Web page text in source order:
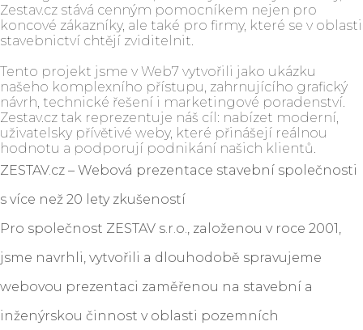
Zestav.cz stává cenným pomocníkem nejen pro
koncové zákazníky, ale také pro firmy, které se v oblasti
stavebnictví chtějí zviditelnit.
Tento projekt jsme v Web7 vytvořili jako ukázku
našeho komplexního přístupu, zahrnujícího grafický
návrh, technické řešení i marketingové poradenství.
Zestav.cz tak reprezentuje náš cíl: nabízet moderní,
uživatelsky přívětivé weby, které přinášejí reálnou
hodnotu a podporují podnikání našich klientů.
ZESTAV.cz – Webová prezentace stavební společnosti
s více než 20 lety zkušeností
Pro společnost ZESTAV s.r.o., založenou v roce 2001,
jsme navrhli, vytvořili a dlouhodobě spravujeme
webovou prezentaci zaměřenou na stavební a
inženýrskou činnost v oblasti pozemních